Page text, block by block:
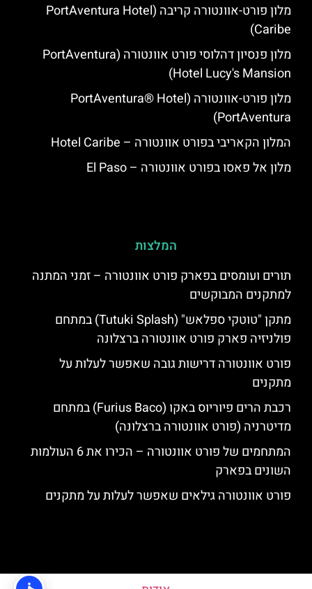
מלון פורט-אוונטורה קריבה (PortAventura Hotel
Caribe)
מלון פנסיון דהלוסי פורט אוונטורה (PortAventura
Hotel Lucy's Mansion‬)
מלון פורט-אוונטורה (PortAventura® Hotel
PortAventura)
המלון הקאריבי בפורט אוונטורה – Hotel Caribe
מלון אל פאסו בפורט אוונטורה – El Paso
המלצות
תורים ועומסים בפארק פורט אוונטורה – זמני המתנה
למתקנים המבוקשים
מתקן "טוטקי ספלאש" (Tutuki Splash) במתחם
פולניזיה פארק פורט אוונטורה ברצלונה
פורט אוונטורה דרישות גובה שאפשר לעלות על
מתקנים
רכבת הרים פיוריוס באקו (Furius Baco) במתחם
מדיטרניה (פורט אוונטורה ברצלונה)
המתחמים של פורט אוונטורה – הכירו את 6 העולמות
השונים בפארק
פורט אוונטורה גילאים שאפשר לעלות על מתקנים